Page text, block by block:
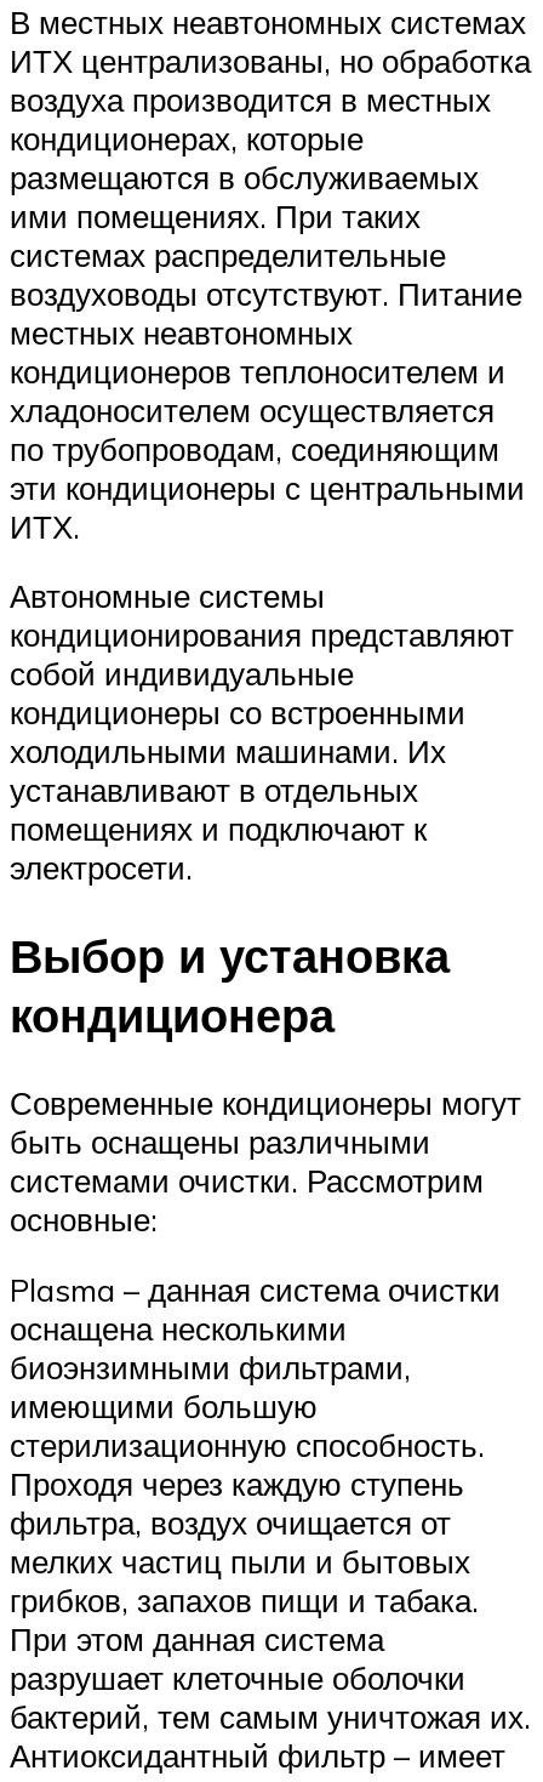
В местных неавтономных системах
ИТХ централизованы, но обработка
воздуха производится в местных
кондиционерах, которые
размещаются в обслуживаемых
ими помещениях. При таких
системах распределительные
воздуховоды отсутствуют. Питание
местных неавтономных
кондиционеров теплоносителем и
хладоносителем осуществляется
по трубопроводам, соединяющим
эти кондиционеры с центральными
ИТХ.
Автономные системы
кондиционирования представляют
собой индивидуальные
кондиционеры со встроенными
холодильными машинами. Их
устанавливают в отдельных
помещениях и подключают к
электросети.
Выбор и установка
кондиционера
Современные кондиционеры могут
быть оснащены различными
системами очистки. Рассмотрим
основные:
Plasma – данная система очистки
оснащена несколькими
биоэнзимными фильтрами,
имеющими большую
стерилизационную способность.
Проходя через каждую ступень
фильтра, воздух очищается от
мелких частиц пыли и бытовых
грибков, запахов пищи и табака.
При этом данная система
разрушает клеточные оболочки
бактерий, тем самым уничтожая их.
Антиоксидантный фильтр – имеет